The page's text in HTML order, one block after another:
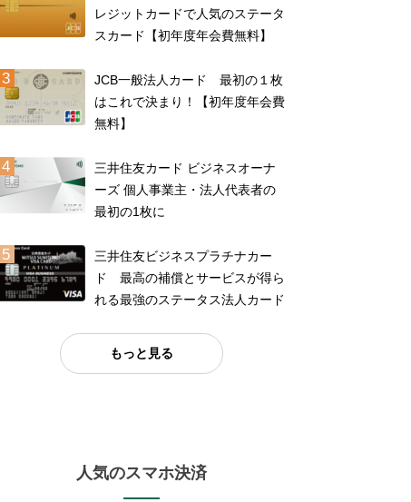
レジットカードで人気のステータ
スカード【初年度年会費無料】
JCB一般法人カード 最初の１枚
はこれで決まり！【初年度年会費
無料】
三井住友カード ビジネスオーナ
ーズ 個人事業主・法人代表者の
最初の1枚に
三井住友ビジネスプラチナカー
ド 最高の補償とサービスが得ら
れる最強のステータス法人カード
もっと見る
人気のスマホ決済